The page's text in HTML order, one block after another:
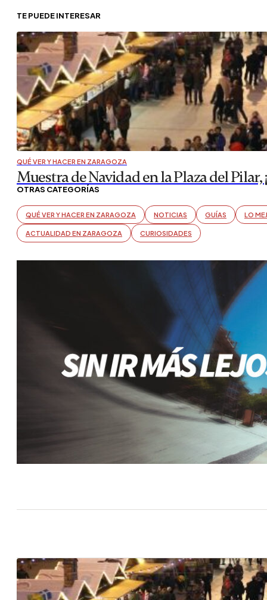
TE PUEDE INTERESAR
QUÉ VER Y HACER EN ZARAGOZA
Muestra de Navidad en la Plaza del Pilar,
OTRAS CATEGORÍAS
QUÉ VER Y HACER EN ZARAGOZA NOTICIAS GUÍAS LO
ACTUALIDAD EN ZARAGOZA CURIOSIDADES